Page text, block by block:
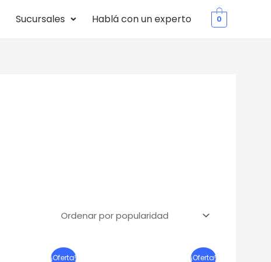
Sucursales Hablá con un experto 0
¡Oferta!
El
¡Oferta!
El